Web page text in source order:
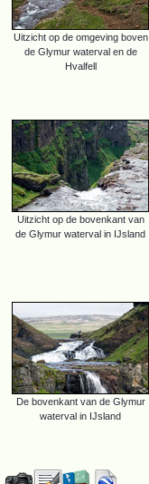
Uitzicht op de omgeving boven
de Glymur waterval en de
Hvalfell
Uitzicht op de bovenkant van
de Glymur waterval in IJsland
De bovenkant van de Glymur
waterval in IJsland